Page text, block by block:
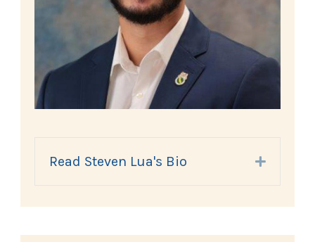
Read Steven Lua's Bio Expand